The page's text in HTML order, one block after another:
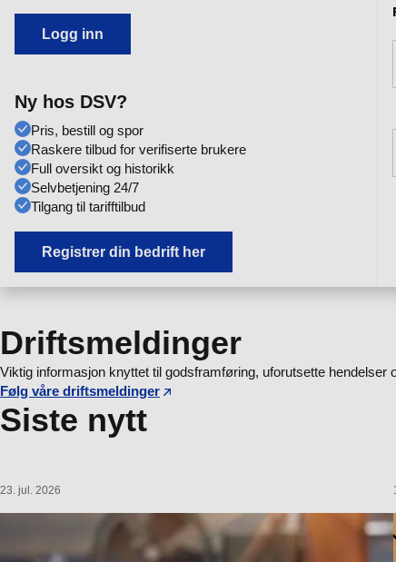
Logg inn
Ny hos DSV?
Pris, bestill og spor
Raskere tilbud for verifiserte brukere
Full oversikt og historikk
Selvbetjening 24/7
Tilgang til tarifftilbud
Registrer din bedrift her
Driftsmeldinger
Viktig informasjon knyttet til godsframføring, uforutsette
Følg våre driftsmeldinger
Siste nytt
23. jul. 2026